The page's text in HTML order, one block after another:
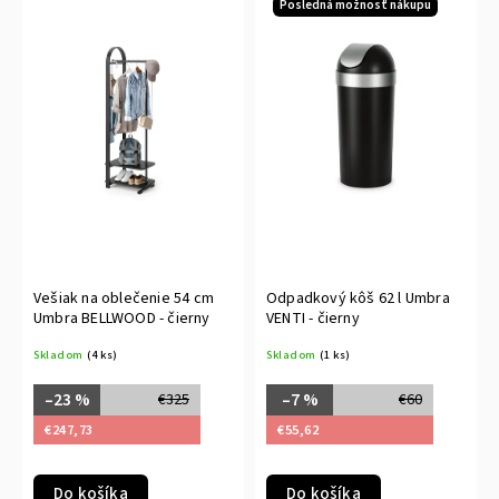
Vešiak na oblečenie 54 cm
Umbra BELLWOOD - čierny
Skladom (4 ks)
€325
–23 %
€247,73
Do košíka
Posledná možnosť nákupu
Odpadkový kôš 62 l Umbra
VENTI - čierny
Skladom (1 ks)
€60
–7 %
€55,62
Do košíka